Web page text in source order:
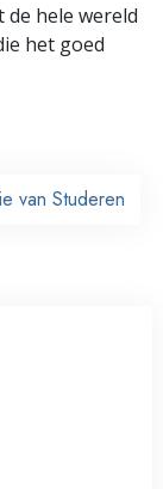
de hele wereld
het goed
van Studeren